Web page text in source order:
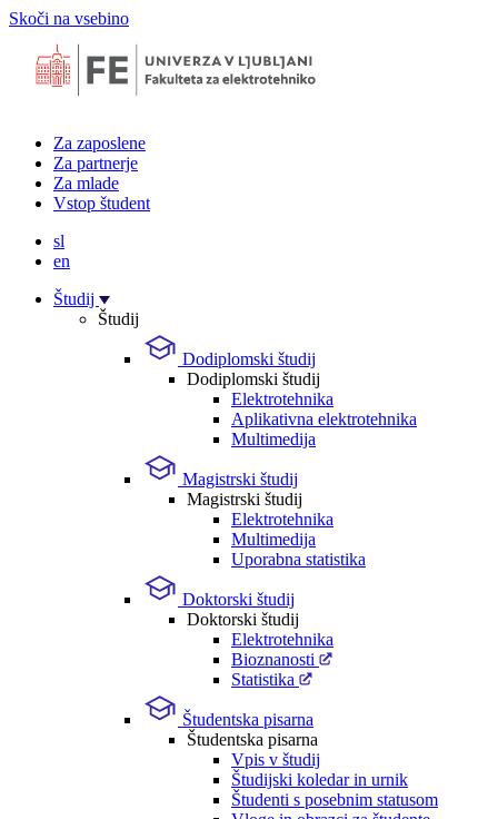
Skoči na vsebino
Za zaposlene
Za partnerje
Za mlade
Vstop študent
sl
en
Študij
Študij
Dodiplomski študij
Dodiplomski študij
Elektrotehnika
Aplikativna elektrotehnika
Multimedija
Magistrski študij
Magistrski študij
Elektrotehnika
Multimedija
Uporabna statistika
Doktorski študij
Doktorski študij
Elektrotehnika
Bioznanosti
Statistika
Študentska pisarna
Študentska pisarna
Vpis v študij
Študijski koledar in urnik
Študenti s posebnim statusom